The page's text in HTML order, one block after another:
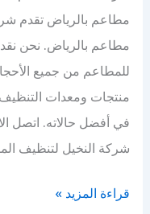
مطاعم بالرياض تقدم
مطاعم بالرياض. نحن
للمطاعم من جميع
منتجات ومعدات
في أفضل حالاته. اتصل
شركة النخيل لتنظيف
شركة
قراءة المزيد »